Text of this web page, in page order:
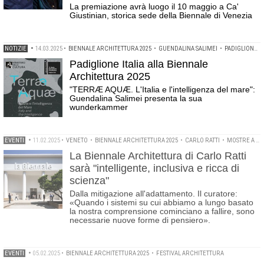
La premiazione avrà luogo il 10 maggio a Ca'
Giustinian, storica sede della Biennale di Venezia
NOTIZIE • 14.03.2025 • BIENNALE ARCHITETTURA 2025 • GUENDALINA SALIMEI • PADIGLIONE ITALIA
Padiglione Italia alla Biennale
Architettura 2025
"TERRÆ AQUÆ. L'Italia e l'intelligenza del mare":
Guendalina Salimei presenta la sua
wunderkammer
EVENTI • 11.02.2025 • VENETO • BIENNALE ARCHITETTURA 2025 • CARLO RATTI • MOSTRE A VENEZIA
La Biennale Architettura di Carlo Ratti
sarà "intelligente, inclusiva e ricca di
scienza"
Dalla mitigazione all'adattamento. Il curatore:
«Quando i sistemi su cui abbiamo a lungo basato
la nostra comprensione cominciano a fallire, sono
necessarie nuove forme di pensiero».
EVENTI • 05.02.2025 • BIENNALE ARCHITETTURA 2025 • FESTIVAL ARCHITETTURA